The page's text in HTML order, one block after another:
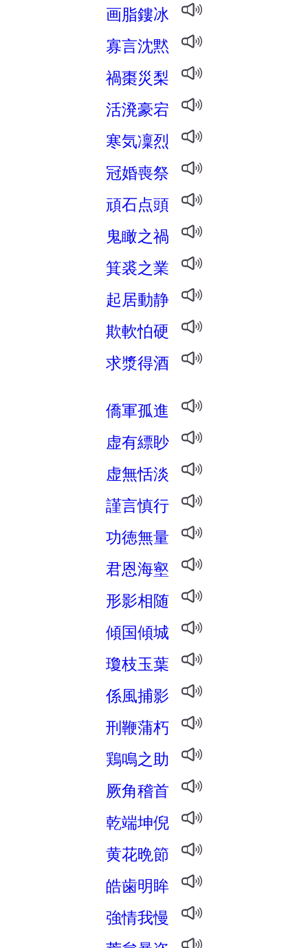
画脂鏤冰
寡言沈黙
禍棗災梨
活溌豪宕
寒気凜烈
冠婚喪祭
頑石点頭
鬼瞰之禍
箕裘之業
起居動静
欺軟怕硬
求漿得酒
僑軍孤進
虚有縹眇
虚無恬淡
謹言慎行
功徳無量
君恩海壑
形影相随
傾国傾城
瓊枝玉葉
係風捕影
刑鞭蒲朽
鶏鳴之助
厥角稽首
乾端坤倪
黄花晩節
皓歯明眸
強情我慢